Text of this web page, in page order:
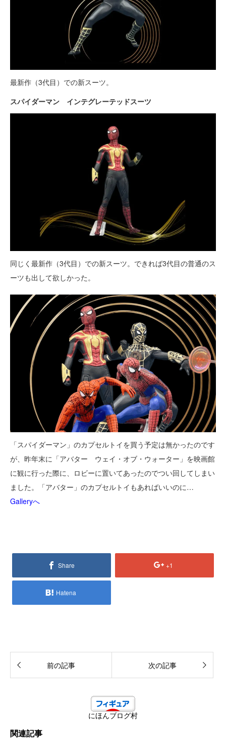
最新作（3代目）での新スーツ。
スパイダーマン インテグレーテッドスーツ
同じく最新作（3代目）での新スーツ。できれば3代目の普通のス
ーツも出して欲しかった。
「スパイダーマン」のカプセルトイを買う予定は無かったのです
が、昨年末に「アバター ウェイ・オブ・ウォーター」を映画館
に観に行った際に、ロビーに置いてあったのでつい回してしまい
ました。「アバター」のカプセルトイもあればいいのに…
Galleryへ
Share +1
Hatena
前の記事 次の記事
にほんブログ村
関連記事